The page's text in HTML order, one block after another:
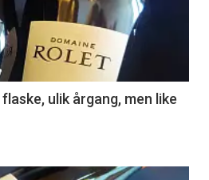
ulik årgang, men like